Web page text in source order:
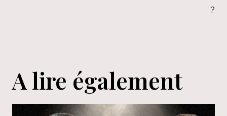
?
A lire également